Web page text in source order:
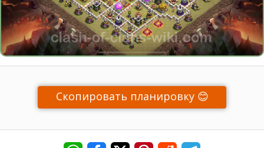
Скопировать планировку 😊